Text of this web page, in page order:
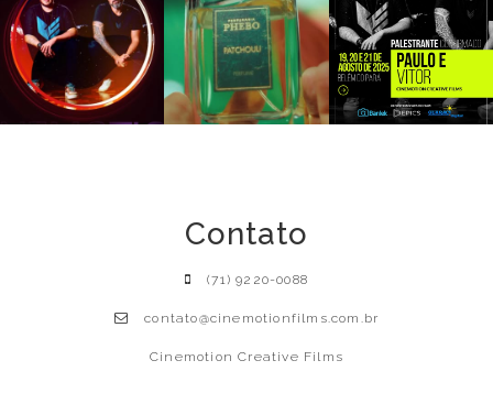
Contato
(71) 9220-0088
contato@cinemotionfilms.com.br
Cinemotion Creative Films